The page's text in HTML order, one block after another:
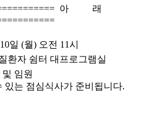
아 래
일 (월) 오전 11시
자 쉼터 대프로그램실
임원
점심식사가 준비됩니다.